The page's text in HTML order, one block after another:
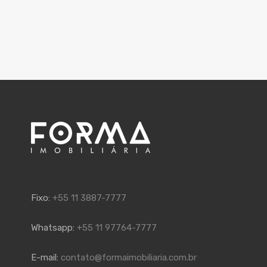
Fixo: +55 11 3887-7777
Whatsapp: +55 11 97764-7777
E-mail: contato@formaimobiliaria.com.br